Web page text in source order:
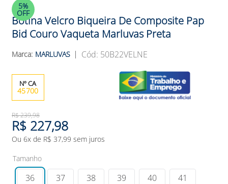
5%
OFF
Botina Velcro Biqueira De Composite Pap
Bid Couro Vaqueta Marluvas Preta
MARLUVAS : 50B22VELNE
45700
R$239,98
R$ 227,98
Ou 6x de R$ 37,99 sem juros
Tamanho
36 37 38 39 40
41